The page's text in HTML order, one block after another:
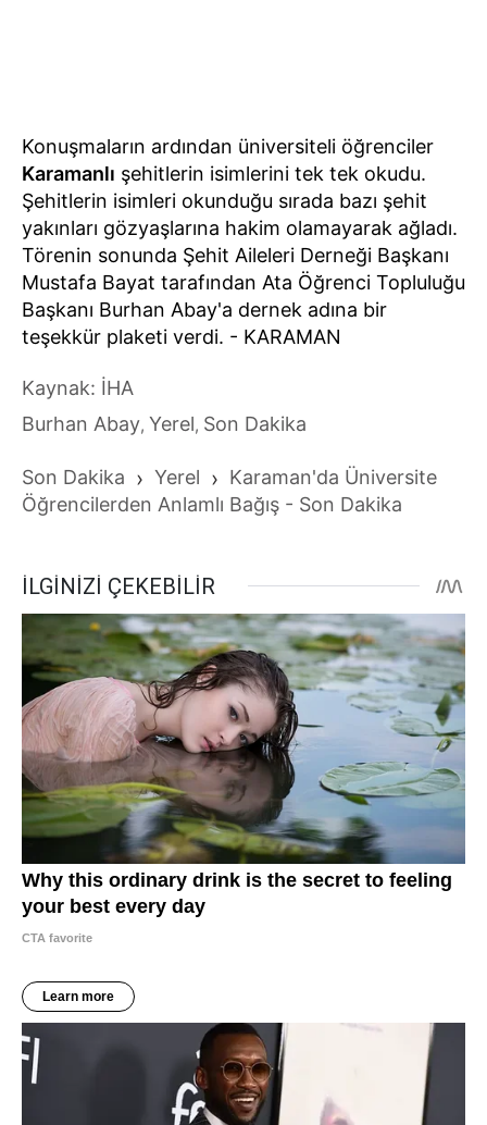
Konuşmaların ardından üniversiteli öğrenciler
Karamanlı şehitlerin isimlerini tek tek okudu.
Şehitlerin isimleri okunduğu sırada bazı şehit
yakınları gözyaşlarına hakim olamayarak ağladı.
Törenin sonunda Şehit Aileleri Derneği Başkanı
Mustafa Bayat tarafından Ata Öğrenci Topluluğu
Başkanı Burhan Abay'a dernek adına bir
teşekkür plaketi verdi. - KARAMAN
Kaynak: İHA
Burhan Abay, Yerel, Son Dakika
Son Dakika › Yerel › Karaman'da Üniversite
Öğrencilerden Anlamlı Bağış - Son Dakika